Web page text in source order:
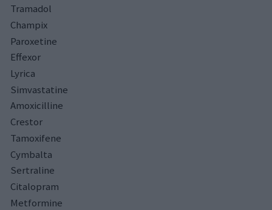
Tramadol
Champix
Paroxetine
Effexor
Lyrica
Simvastatine
Amoxicilline
Crestor
Tamoxifene
Cymbalta
Sertraline
Citalopram
Metformine